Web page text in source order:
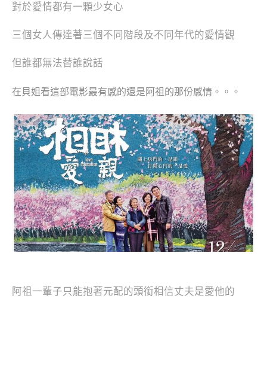
對於愛情都有一顆少女心
三個女人傳達著三個不同階段及不同年代的愛情觀
但誰都無法替誰說話
在貝姐看這部電影最有感的還是阿祖的那份感情。。。
阿祖一輩子只能抱著元配的頭銜相信丈夫是愛他的